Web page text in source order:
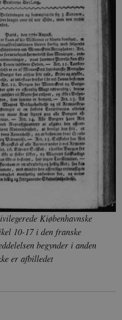
Kiøbenhavnske
10-17 i den franske
begynder i anden
er afbilledet